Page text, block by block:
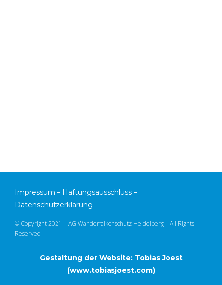
Impressum – Haftungsausschluss –
Datenschutzerklärung
© Copyright 2021 | AG Wanderfalkenschutz Heidelberg | All Rights
Reserved
Gestaltung der Website: Tobias Joest
(www.tobiasjoest.com)